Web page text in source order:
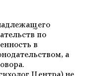
по
в
а
Центра) не